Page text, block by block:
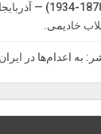
محمود آغا غنی‌زاده (1878-
خادیمی.
اعدام‌ها در ایران